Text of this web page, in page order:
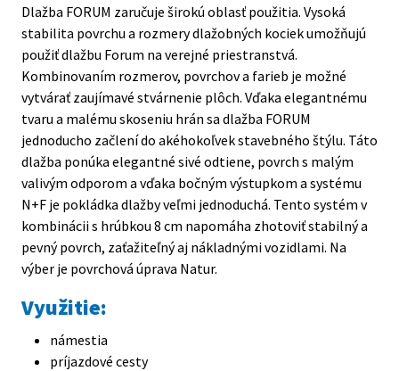
Dlažba FORUM zaručuje širokú oblasť použitia. Vysoká
stabilita povrchu a rozmery dlažobných kociek umožňujú
použiť dlažbu Forum na verejné priestranstvá.
Kombinovaním rozmerov, povrchov a farieb je možné
vytvárať zaujímavé stvárnenie plôch. Vďaka elegantnému
tvaru a malému skoseniu hrán sa dlažba FORUM
jednoducho začlení do akéhokoľvek stavebného štýlu. Táto
dlažba ponúka elegantné sivé odtiene, povrch s malým
valivým odporom a vďaka bočným výstupkom a systému
N+F je pokládka dlažby veľmi jednoduchá. Tento systém v
kombinácii s hrúbkou 8 cm napomáha zhotoviť stabilný a
pevný povrch, zaťažiteľný aj nákladnými vozidlami. Na
výber je povrchová úprava Natur.
Využitie:
námestia
príjazdové cesty